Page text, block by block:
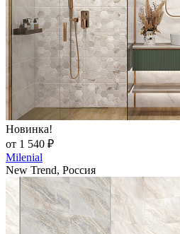
Новинка!
от 1 540 ₽
Milenial
New Trend, Россия